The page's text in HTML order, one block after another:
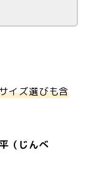
イズ選びも含
（じんべ